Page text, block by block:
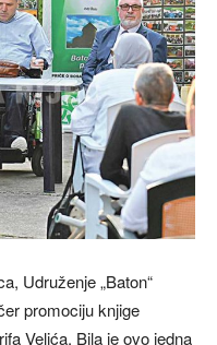
Udruženje „Baton“
promociju knjige
Velića. Bila je ovo jedna